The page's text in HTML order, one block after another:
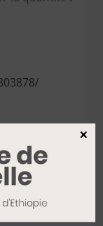
10.1038/ob
accru-
×